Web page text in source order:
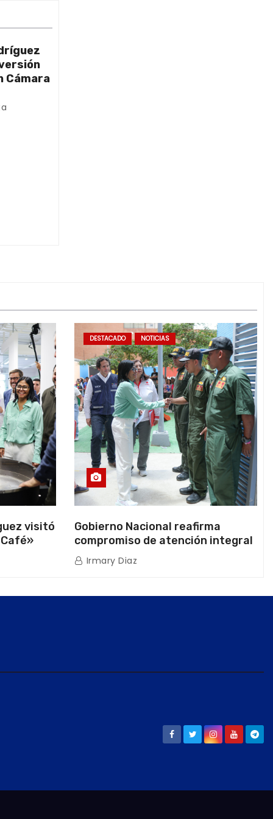
Cámara
visitó
DESTACADO NOTICIAS
Gobierno Nacional reafirma
compromiso de atención integral
a la población venezolana tras
doblete sísmico
Irmary Diaz